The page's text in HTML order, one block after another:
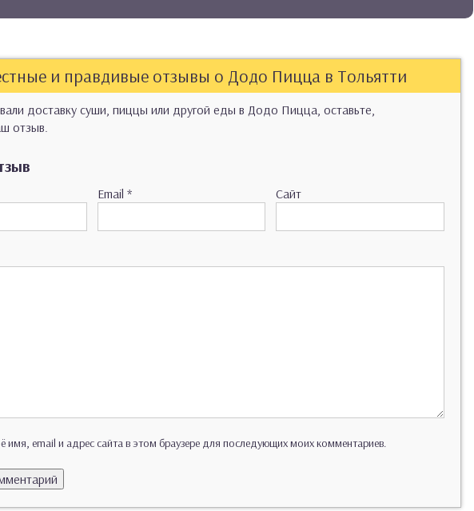
и правдивые отзывы о Додо Пицца в Тольятти
доставку суши, пиццы или другой еды в Додо Пицца, оставьте,
отзыв.
Email * Сайт
имя, email и адрес сайта в этом браузере для последующих моих комментариев.